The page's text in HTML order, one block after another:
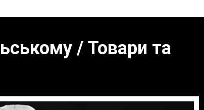
/ Товари та